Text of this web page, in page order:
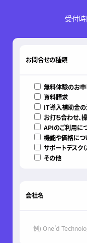
受付
お問合せの種類
無料体験のお
資料請求
IT導入補助金
お打ち合わせ、
APIのご利用に
機能や価格につ
サポートデスク
その他
会社名